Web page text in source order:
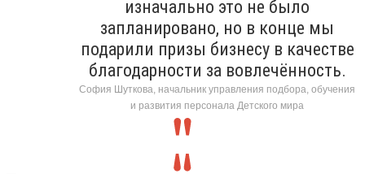
изначально это не было
запланировано, но в конце мы
подарили призы бизнесу в качестве
благодарности за вовлечённость.
София Шуткова, начальник управления подбора, обучения
и развития персонала Детского мира